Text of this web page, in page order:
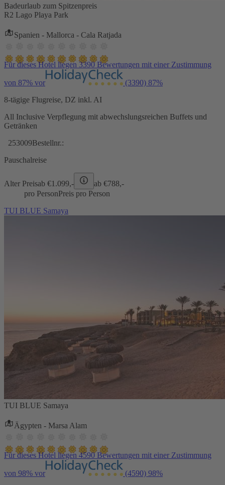
Badeurlaub zum Spitzenpreis
R2 Lago Playa Park
Spanien - Mallorca - Cala Ratjada
Für dieses Hotel liegen 3390 Bewertungen mit einer Zustimmung
von 87% vor (3390) 87%
8-tägige Flugreise, DZ inkl. AI
All Inclusive Verpflegung mit abwechslungsreichen Buffets und
Getränken
253009Bestellnr.:
Pauschalreise
Alter Preisab €1.099,- ab €788,-
pro PersonPreis pro Person
TUI BLUE Samaya
TUI BLUE Samaya
Ägypten - Marsa Alam
Für dieses Hotel liegen 4590 Bewertungen mit einer Zustimmung
von 98% vor (4590) 98%